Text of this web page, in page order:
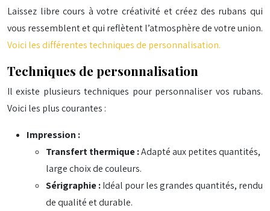
Laissez libre cours à votre créativité et créez des rubans qui
vous ressemblent et qui reflètent l’atmosphère de votre union.
Voici les différentes techniques de personnalisation.
Techniques de personnalisation
Il existe plusieurs techniques pour personnaliser vos rubans.
Voici les plus courantes :
Impression :
Transfert thermique :Adapté aux petites quantités,
large choix de couleurs.
Sérigraphie :Idéal pour les grandes quantités, rendu
de qualité et durable.